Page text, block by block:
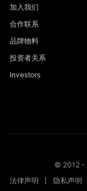
加入我们
合作联系
品牌物料
投资者关系
Investors
© 2012 -
法律声明
隐私声明